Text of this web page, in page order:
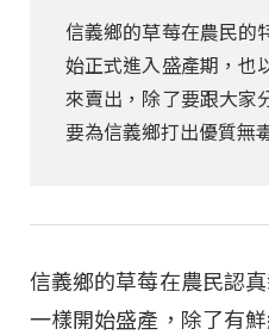
信義鄉的草莓在農民的
始正式進入盛產期，也
來賣出，除了要跟大家
要為信義鄉打出優質無
信義鄉的草莓在農民認
一樣開始盛產，除了有